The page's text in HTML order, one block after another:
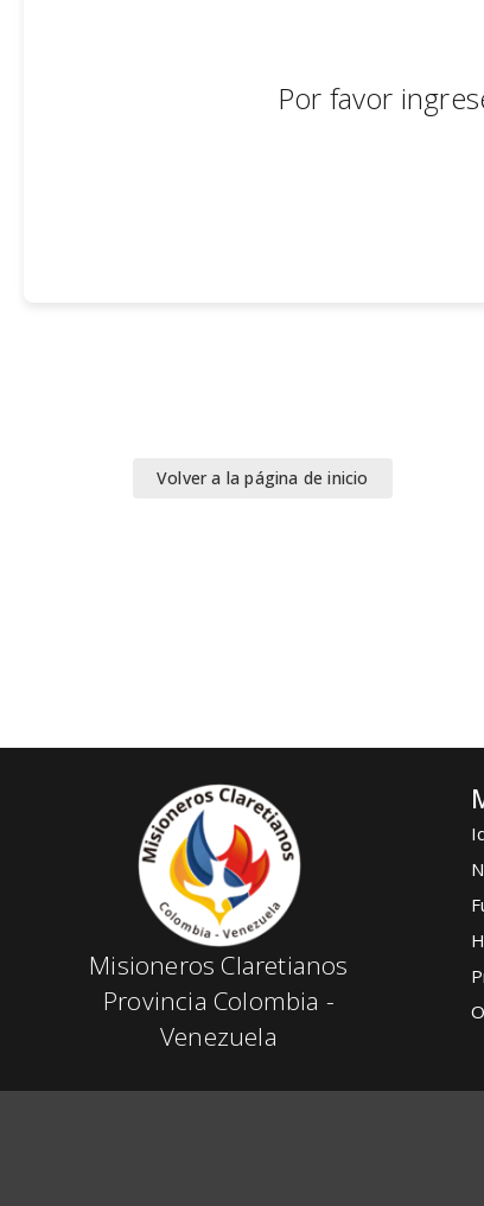
Por favor
Volver a la página de inicio
Misioneros Claretianos
Provincia Colombia -
Venezuela